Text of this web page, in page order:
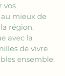
vos
mieux de
région.
avec la
de vivre
ensemble.